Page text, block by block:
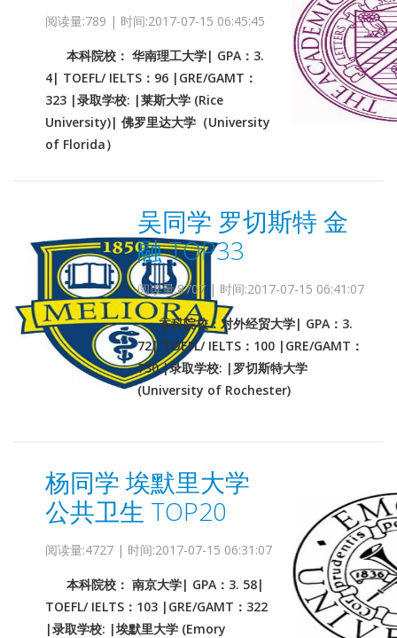
阅读量:789 | 时间:2017-07-15 06:45:45
本科院校： 华南理工大学| GPA：3.
4| TOEFL/ IELTS：96 |GRE/GAMT：
323 |录取学校: |莱斯大学 (Rice
University)| 佛罗里达大学（University
of Florida）
吴同学 罗切斯特 金
融 TOP33
阅读量:8707 | 时间:2017-07-15 06:41:07
本科院校：对外经贸大学| GPA：3.
72| TOEFL/ IELTS：100 |GRE/GAMT：
730 |录取学校: |罗切斯特大学
(University of Rochester)
杨同学 埃默里大学
公共卫生 TOP20
阅读量:4727 | 时间:2017-07-15 06:31:07
本科院校： 南京大学| GPA：3. 58|
TOEFL/ IELTS：103 |GRE/GAMT：322
|录取学校: |埃默里大学 (Emory